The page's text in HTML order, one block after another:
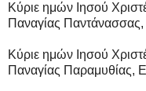
Κύριε ημών Ιησού
Παναγίας
Κύριε ημών Ιησού
Παναγίας Παραμυθίας,